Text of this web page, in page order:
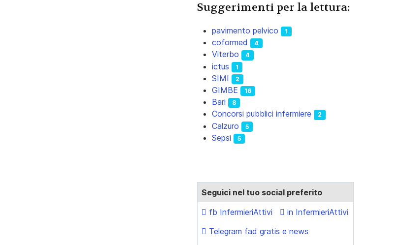
Suggerimenti per la lettura:
pavimento pelvico 1
coformed 4
Viterbo 4
ictus 1
SIMI 2
GIMBE 16
Bari 8
Concorsi pubblici infermiere 2
Calzuro 5
Sepsi 5
Seguici nel tuo social preferito
fb InfermieriAttivi
in InfermieriAttivi
Telegram fad gratis e news